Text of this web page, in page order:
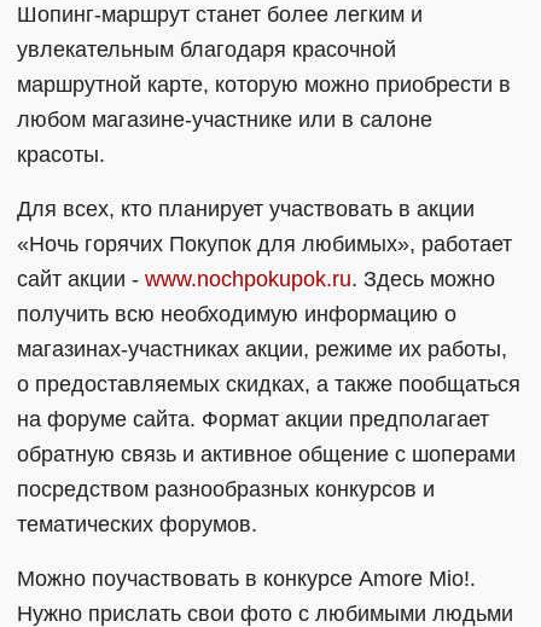
Шопинг-маршрут станет более легким и
увлекательным благодаря красочной
маршрутной карте, которую можно приобрести в
любом магазине-участнике или в салоне
красоты.
Для всех, кто планирует участвовать в акции
«Ночь горячих Покупок для любимых», работает
сайт акции - www.nochpokupok.ru. Здесь можно
получить всю необходимую информацию о
магазинах-участниках акции, режиме их работы,
о предоставляемых скидках, а также пообщаться
на форуме сайта. Формат акции предполагает
обратную связь и активное общение с шоперами
посредством разнообразных конкурсов и
тематических форумов.
Можно поучаствовать в конкурсе Amore Mio!.
Нужно прислать свои фото с любимыми людьми